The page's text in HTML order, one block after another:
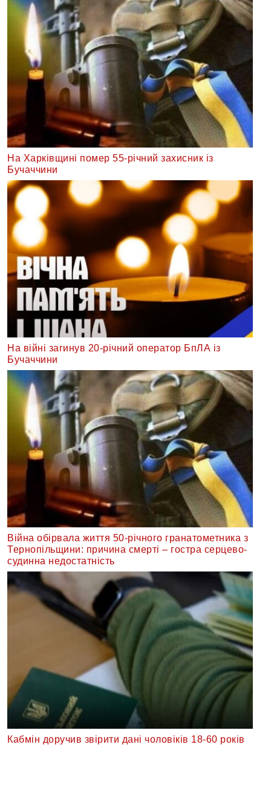
На Харківщині помер 55-річний захисник із
Бучаччини
На війні загинув 20-річний оператор БпЛА із
Бучаччини
Війна обірвала життя 50-річного гранатометника з
Тернопільщини: причина смерті – гостра серцево-
судинна недостатність
Кабмін доручив звірити дані чоловіків 18-60 років